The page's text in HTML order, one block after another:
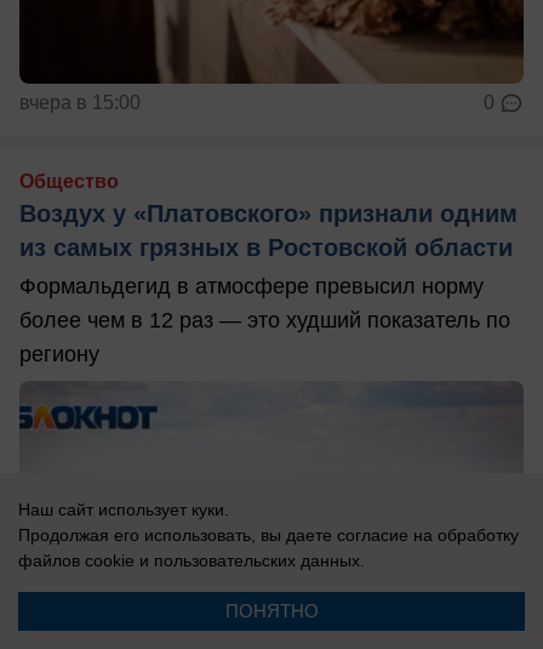
вчера в 15:00 0
Общество
Воздух у «Платовского» признали одним
из самых грязных в Ростовской области
Формальдегид в атмосфере превысил норму
более чем в 12 раз — это худший показатель по
региону
Наш сайт использует куки.
Продолжая его использовать, вы даете согласие на обработку
файлов cookie и пользовательских данных.
ПОНЯТНО